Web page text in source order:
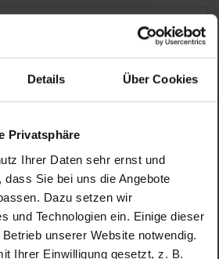
Details Über Cookies
Privatsphäre
Ihrer Daten sehr ernst und
Sie bei uns die Angebote
Dazu setzen wir
und Technologien ein. Einige dieser
unserer Website notwendig.
Ihrer Einwilligung gesetzt, z. B.
ich dieDatenschutzhinweise.
Anmelden